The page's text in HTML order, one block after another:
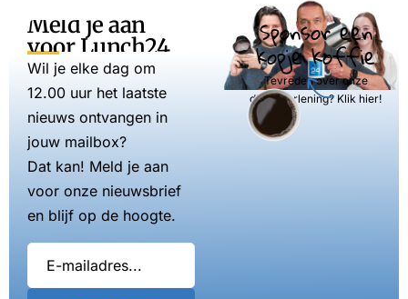
Meld je aan
voor Lunch24
Wil je elke dag om
12.00 uur het laatste
nieuws ontvangen in
jouw mailbox?
Dat kan! Meld je aan
voor onze nieuwsbrief
en blijf op de hoogte.
Sponsor een
kopje koffie
Tevreden over onze
dienstverlening? Klik hier!